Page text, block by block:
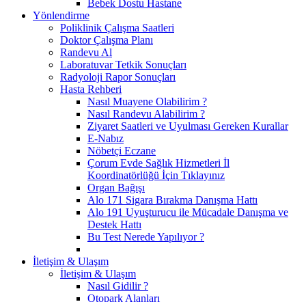
Bebek Dostu Hastane
Yönlendirme
Poliklinik Çalışma Saatleri
Doktor Çalışma Planı
Randevu Al
Laboratuvar Tetkik Sonuçları
Radyoloji Rapor Sonuçları
Hasta Rehberi
Nasıl Muayene Olabilirim ?
Nasıl Randevu Alabilirim ?
Ziyaret Saatleri ve Uyulması Gereken Kurallar
E-Nabız
Nöbetçi Eczane
Çorum Evde Sağlık Hizmetleri İl
Koordinatörlüğü İçin Tıklayınız
Organ Bağışı
Alo 171 Sigara Bırakma Danışma Hattı
Alo 191 Uyuşturucu ile Mücadale Danışma ve
Destek Hattı
Bu Test Nerede Yapılıyor ?
İletişim & Ulaşım
İletişim & Ulaşım
Nasıl Gidilir ?
Otopark Alanları